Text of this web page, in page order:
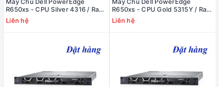
R650xs - CPU Silver 4316 / Ram
16GB / Raid H345 / 2x PS
Liên hệ
R650xs - CPU Gold 5315Y / Ram
16GB / Raid H345 / 2x PS
Liên hệ